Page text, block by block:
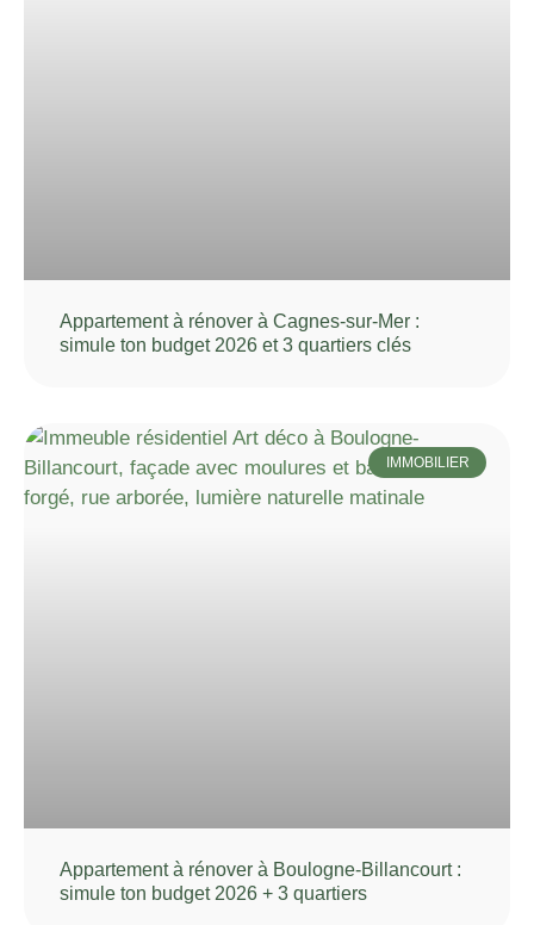
Appartement à rénover à Cagnes-sur-Mer :
simule ton budget 2026 et 3 quartiers clés
IMMOBILIER
Appartement à rénover à Boulogne-Billancourt :
simule ton budget 2026 + 3 quartiers